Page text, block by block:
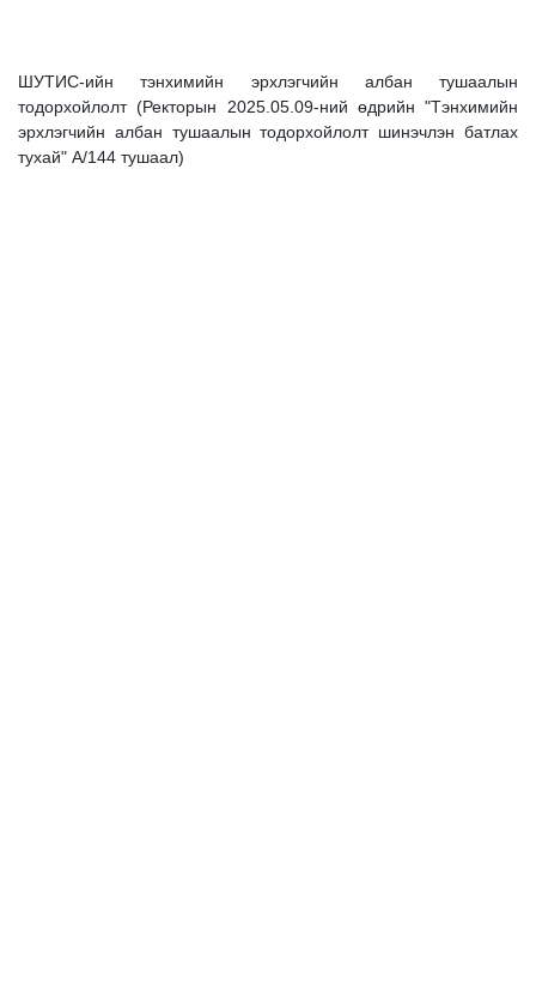
ШУТИС-ийн тэнхимийн эрхлэгчийн албан тушаалын
тодорхойлолт (Ректорын 2025.05.09-ний өдрийн "Тэнхимийн
эрхлэгчийн албан тушаалын тодорхойлолт шинэчлэн батлах
тухай" А/144 тушаал)